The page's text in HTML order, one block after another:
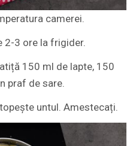
camerei.
2-3 ore la frigider.
150 ml de lapte, 150
praf de sare.
untul. Amestecați.